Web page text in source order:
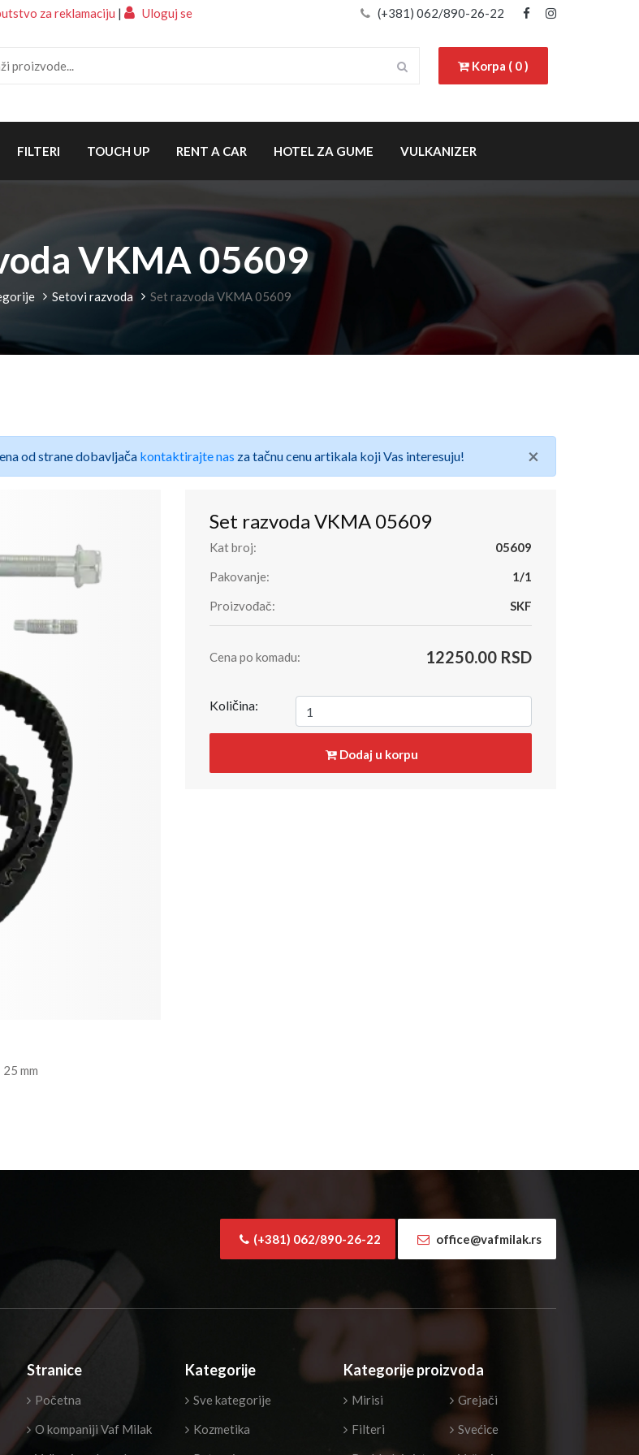
za reklamaciju | Uloguj se (+381) 062/890-26-22
Korpa ( 0 )
FILTERI TOUCH UP RENT A CAR HOTEL ZA GUME VULKANIZER
VKMA 05609
Setovi razvoda Set razvoda VKMA 05609
od strane dobavljača kontaktirajte nas za tačnu cenu artikala koji Vas interesuju! ×
Set razvoda VKMA 05609
Kat broj:
05609
Pakovanje:
1/1
Proizvođač:
SKF
Cena po komadu: 12250.00 RSD
Količina:
Dodaj u korpu
mm
(+381) 062/890-26-22 office@vafmilak.rs
Stranice
Početna
O kompaniji Vaf Milak
Kategorije
Sve kategorije
Kozmetika
Kategorije proizvoda
Mirisi
Filteri
Grejači
Svećice